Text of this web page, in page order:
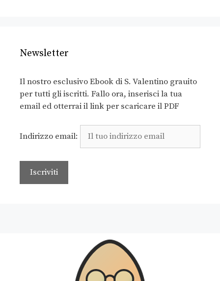
Newsletter
Il nostro esclusivo Ebook di S. Valentino grauito
per tutti gli iscritti. Fallo ora, inserisci la tua
email ed otterrai il link per scaricare il PDF
Indirizzo email: